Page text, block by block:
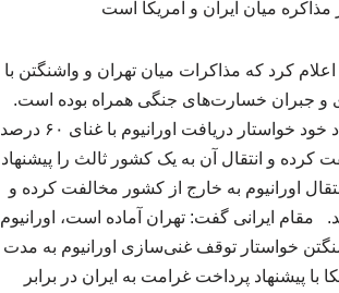
کرد که مذاکرات میان تهران و واشنگتن با
و جبران خسارت‌های جنگی همراه بوده است.
به گزارش ایرنا، این مقام ایرانی به شبکه الجزیره گفت: واشنگتن در پیشنهاد خود خواستار دریافت اورانیوم با غنای ۶۰ درصد
کرده و انتقال آن به یک کشور ثالث را پیشنهاد
اورانیوم به خارج از کشور مخالفت کرده و
ایرانی گفت: تهران آماده است، اورانیوم
افزود: واشنگتن خواستار توقف غنی‌سازی اورانیوم به مدت
پیشنهاد پرداخت غرامت به ایران در برابر